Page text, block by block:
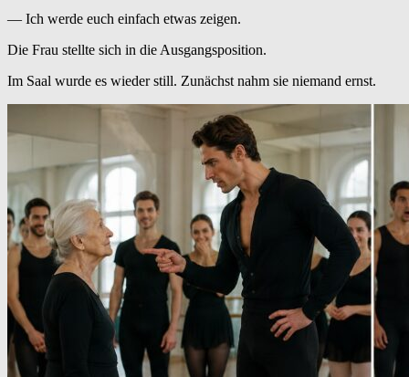
— Ich werde euch einfach etwas zeigen.
Die Frau stellte sich in die Ausgangsposition.
Im Saal wurde es wieder still. Zunächst nahm sie niemand ernst.